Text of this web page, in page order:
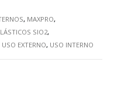
, MAXPRO,
SIO2,
USO EXTERNO, USO INTERNO